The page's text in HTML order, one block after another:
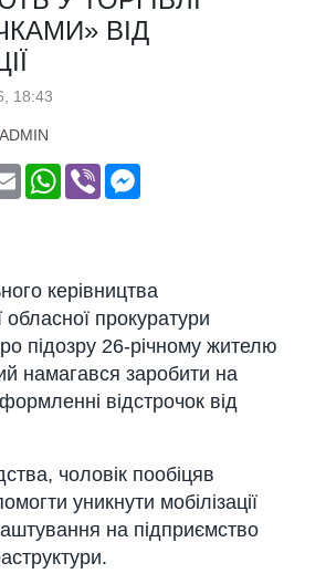
ВІД
18:43
ADMIN
Email WhatsApp
Viber
керівництва
обласної прокуратури
підозру 26-річному жителю
намагався заробити на
відстрочок від
чоловік пообіцяв
уникнути мобілізації
на підприємство